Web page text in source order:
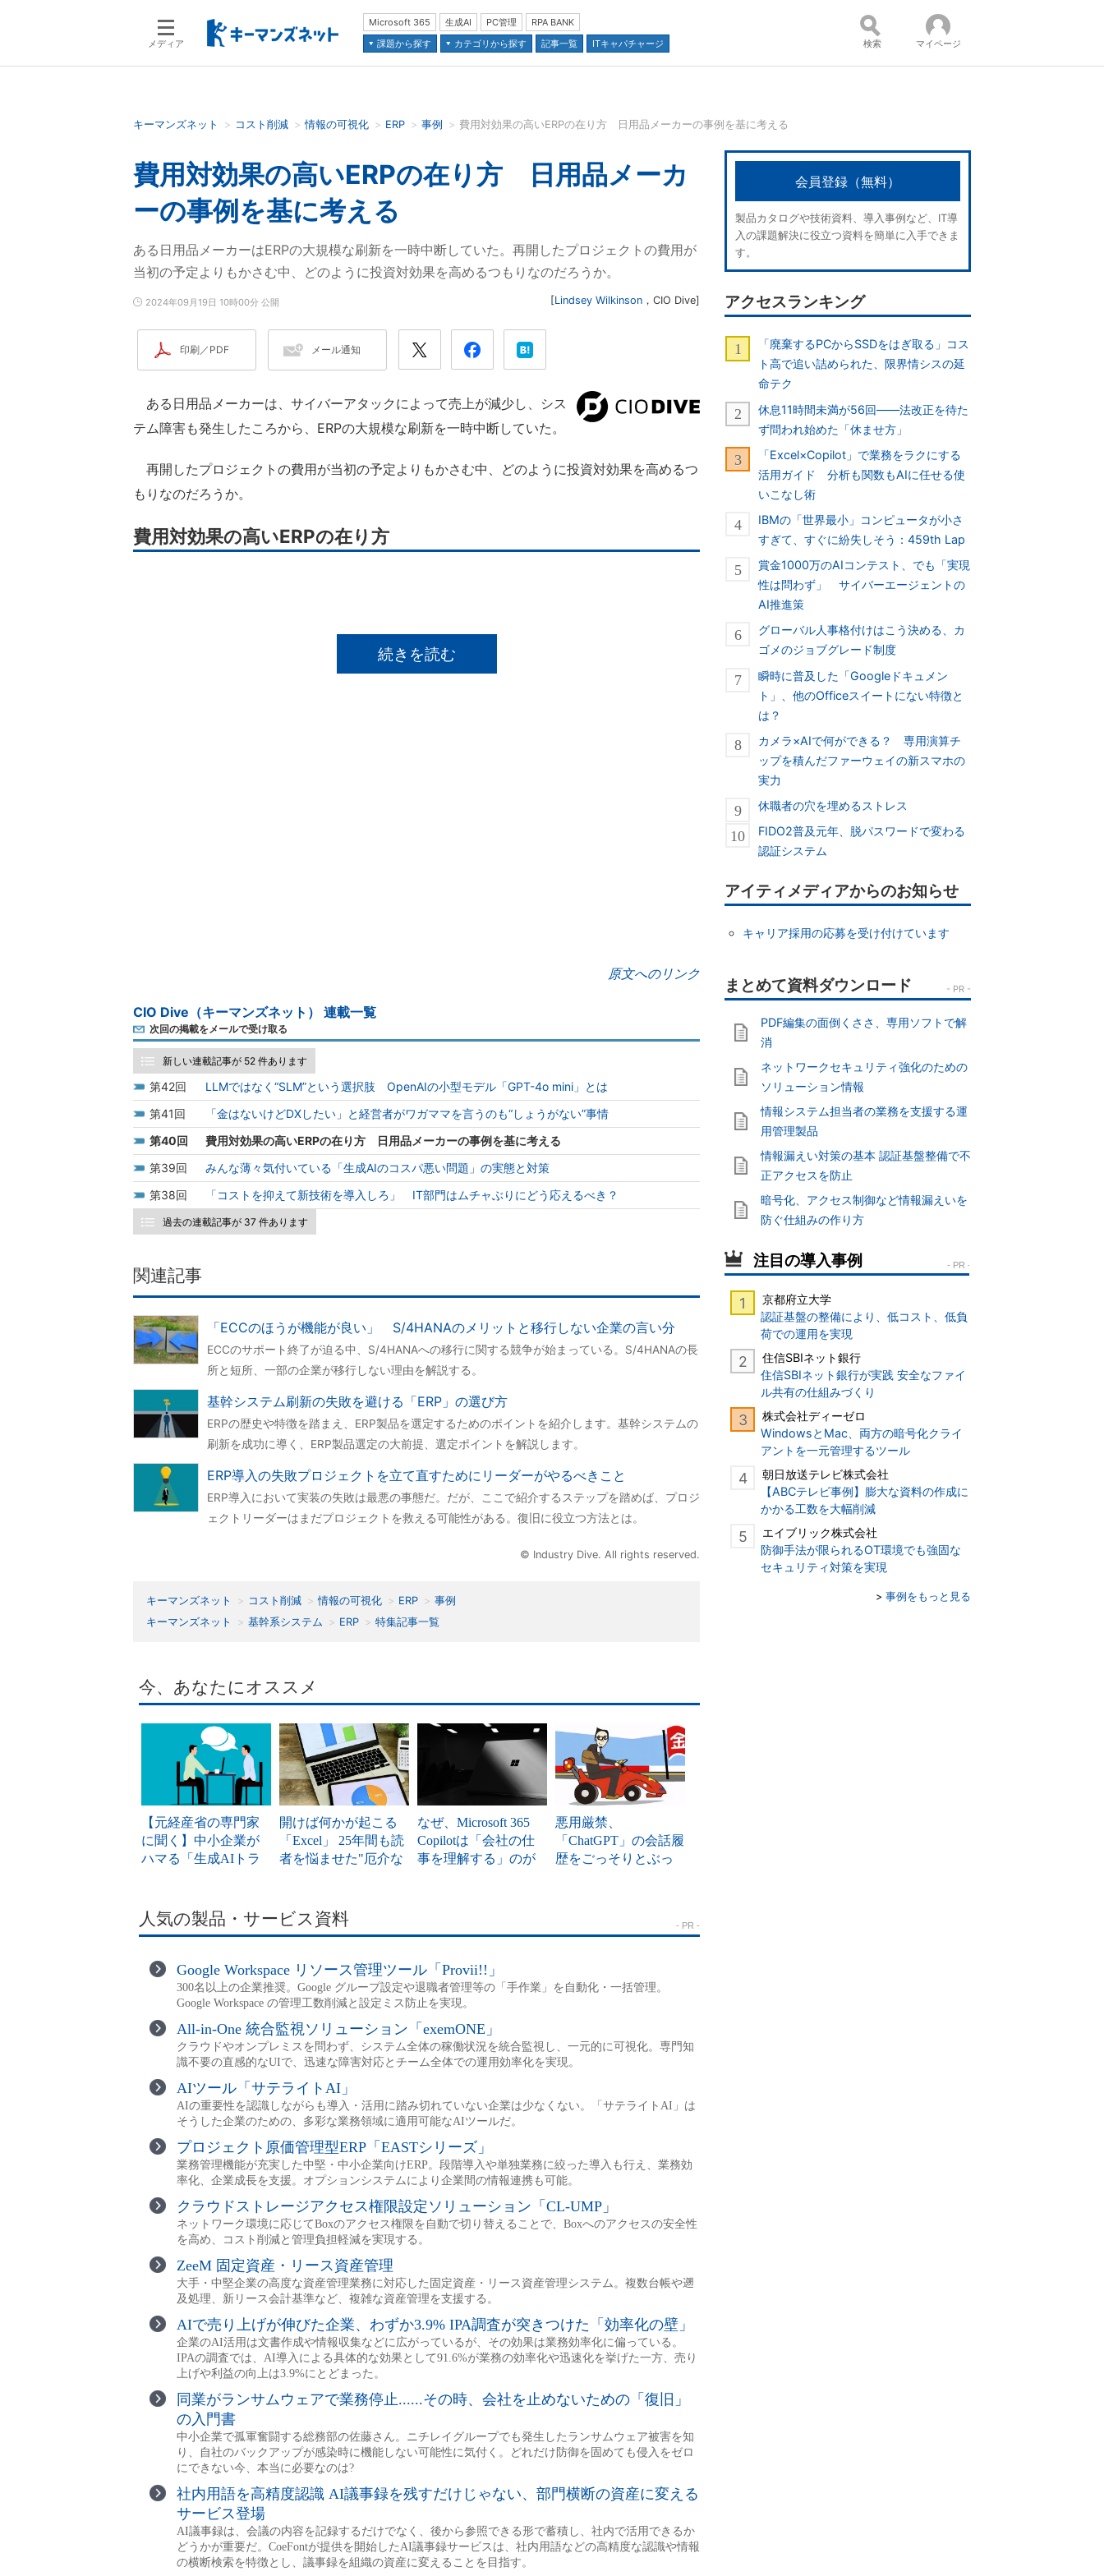
メディア
Microsoft 365 生成AI PC管理
RPA BANK
課題から探す
カテゴリから探す 記事一覧 ITキャパチャージ
検索語を入力してください コンテンツ：
並び順：
検索 マイページ
キーマンズネット コスト削減 情報の可視化 ERP 事例 費用対効果の高いERPの在り方 日用品メーカーの事例を基に考える
費用対効果の高いERPの在り方 日用品メーカ
ーの事例を基に考える
ある日用品メーカーはERPの大規模な刷新を一時中断していた。再開したプロジェクトの費用が
当初の予定よりもかさむ中、どのように投資対効果を高めるつもりなのだろうか。
2024年09月19日 10時00分 公開 [Lindsey Wilkinson ， CIO Dive]
印刷／PDF メール通知
ある日用品メーカーは、サイバーアタックによって売上が減少し、シス
テム障害も発生したころから、ERPの大規模な刷新を一時中断していた。
再開したプロジェクトの費用が当初の予定よりもかさむ中、どのように投資対効果を高めるつ
もりなのだろうか。
費用対効果の高いERPの在り方
続きを読む
原文へのリンク
CIO Dive（キーマンズネット） 連載一覧
次回の掲載をメールで受け取る
新しい連載記事が 52 件あります
42
LLMではなく“SLM”という選択肢 OpenAIの小型モデル「GPT-4o mini」とは
41
「金はないけどDXしたい」と経営者がワガママを言うのも“しょうがない”事情
40
費用対効果の高いERPの在り方 日用品メーカーの事例を基に考える
39
みんな薄々気付いている「生成AIのコスパ悪い問題」の実態と対策
38
「コストを抑えて新技術を導入しろ」 IT部門はムチャぶりにどう応えるべき？
過去の連載記事が 37 件あります
関連記事
「ECCのほうが機能が良い」 S/4HANAのメリットと移行しない企業の言い分
ECCのサポート終了が迫る中、S/4HANAへの移行に関する競争が始まっている。S/4HANAの長
所と短所、一部の企業が移行しない理由を解説する。
基幹システム刷新の失敗を避ける「ERP」の選び方
ERPの歴史や特徴を踏まえ、ERP製品を選定するためのポイントを紹介します。基幹システムの
刷新を成功に導く、ERP製品選定の大前提、選定ポイントを解説します。
ERP導入の失敗プロジェクトを立て直すためにリーダーがやるべきこと
ERP導入において実装の失敗は最悪の事態だ。だが、ここで紹介するステップを踏めば、プロジ
ェクトリーダーはまだプロジェクトを救える可能性がある。復旧に役立つ方法とは。
© Industry Dive. All rights reserved.
キーマンズネット コスト削減 情報の可視化 ERP
事例
キーマンズネット
基幹系システム ERP 特集記事一覧
会員登録（無料）
製品カタログや技術資料、導入事例など、IT導
入の課題解決に役立つ資料を簡単に入手できま
す。
アクセスランキング
「廃棄するPCからSSDをはぎ取る」コス
ト高で追い詰められた、限界情シスの延
命テク
休息11時間未満が56回――法改正を待た
ず問われ始めた「休ませ方」
「Excel×Copilot」で業務をラクにする
活用ガイド 分析も関数もAIに任せる使
いこなし術
IBMの「世界最小」コンピュータが小さ
すぎて、すぐに紛失しそう：459th Lap
賞金1000万のAIコンテスト、でも「実現
性は問わず」 サイバーエージェントの
AI推進策
グローバル人事格付けはこう決める、カ
ゴメのジョブグレード制度
瞬時に普及した「Googleドキュメン
ト」、他のOfficeスイートにない特徴と
は？
カメラ×AIで何ができる？ 専用演算チ
ップを積んだファーウェイの新スマホの
実力
休職者の穴を埋めるストレス
FIDO2普及元年、脱パスワードで変わる
認証システム
アイティメディアからのお知らせ
キャリア採用の応募を受け付けています
PDF編集の面倒くささ、専用ソフトで解
消
ネットワークセキュリティ強化のための
ソリューション情報
情報システム担当者の業務を支援する運
用管理製品
情報漏えい対策の基本 認証基盤整備で不
正アクセスを防止
暗号化、アクセス制御など情報漏えいを
防ぐ仕組みの作り方